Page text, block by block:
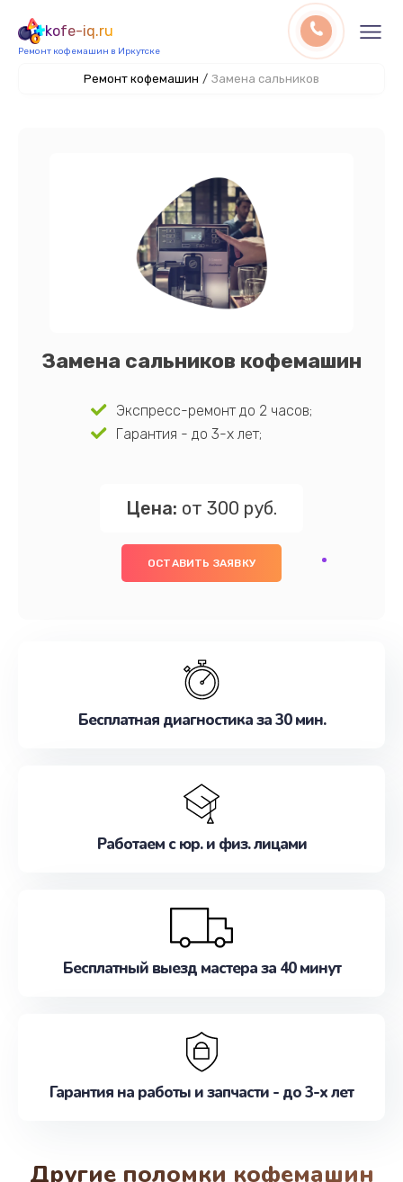
kofe-iq.ru
Ремонт кофемашин в Иркутске
Ремонт кофемашин / Замена сальников
Замена сальников кофемашин
Экспресс-ремонт до 2 часов;
Гарантия - до 3-х лет;
Цена: от 300 руб.
ОСТАВИТЬ ЗАЯВКУ
Бесплатная диагностика за 30 мин.
Работаем с юр. и физ. лицами
Бесплатный выезд мастера за 40 минут
Гарантия на работы и запчасти - до 3-х лет
Другие поломки кофемашин